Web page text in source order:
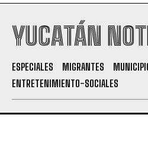
YUCATÁN
ESPECIALES MIGRANTES
ENTRETENIMIENTO-SOCIALES